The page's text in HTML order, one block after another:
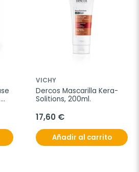
VICHY
Dercos Mascarilla Kera-
Solitions, 200ml.
17,60 €
Añadir al carrito